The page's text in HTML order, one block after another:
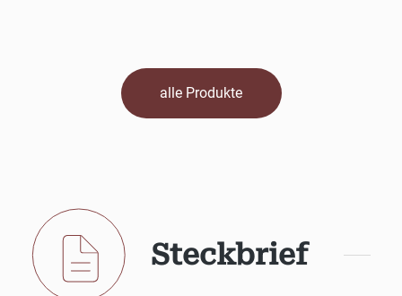
alle Produkte
Steckbrief